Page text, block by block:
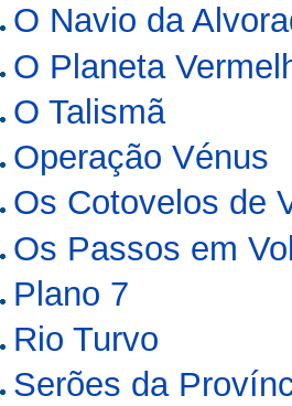
O Navio da
O Planeta
O Talismã
Operação Vénus
Os Cotovelos de
Os Passos em
Plano 7
Rio Turvo
Serões da